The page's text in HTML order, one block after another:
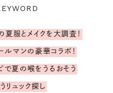
服とメイクを大調査！
ルマンの豪華コラボ！
で夏の喉をうるおそう
リュック探し